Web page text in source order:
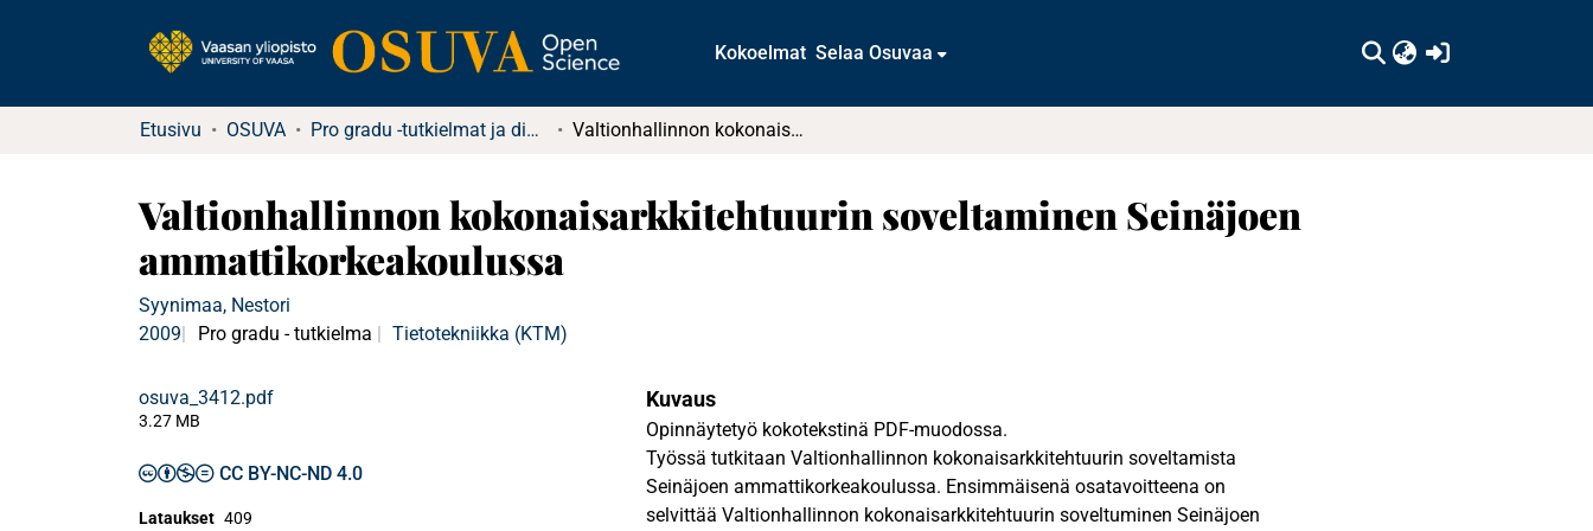
Kokoelmat Selaa Osuvaa
Etusivu OSUVA Pro gradu -tutkielmat ja diplomityöt Valtionhallinnon kokonaisarkkitehtuurin soveltaminen Seinäjoen ammattikorkeakoulussa
Valtionhallinnon kokonaisarkkitehtuurin soveltaminen Seinäjoen
ammattikorkeakoulussa
Syynimaa, Nestori
2009
Pro gradu - tutkielma Tietotekniikka (KTM)
osuva_3412.pdf
3.27 MB
CC BY-NC-ND 4.0
Lataukset 409
Kuvaus
Opinnäytetyö kokotekstinä PDF-muodossa.
Työssä tutkitaan Valtionhallinnon kokonaisarkkitehtuurin soveltamista
Seinäjoen ammattikorkeakoulussa. Ensimmäisenä osatavoitteena on
selvittää Valtionhallinnon kokonaisarkkitehtuurin soveltuminen Seinäjoen